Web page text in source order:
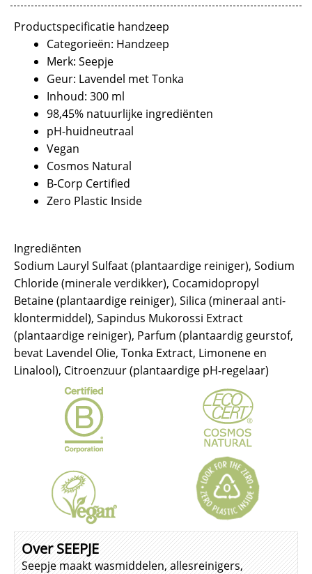
Productspecificatie handzeep
Categorieën: Handzeep
Merk: Seepje
Geur: Lavendel met Tonka
Inhoud: 300 ml
98,45% natuurlijke ingrediënten
pH-huidneutraal
Vegan
Cosmos Natural
B-Corp Certified
Zero Plastic Inside
Ingrediënten
Sodium Lauryl Sulfaat (plantaardige reiniger), Sodium
Chloride (minerale verdikker), Cocamidopropyl
Betaine (plantaardige reiniger), Silica (mineraal anti-
klontermiddel), Sapindus Mukorossi Extract
(plantaardige reiniger), Parfum (plantaardig geurstof,
bevat Lavendel Olie, Tonka Extract, Limonene en
Linalool), Citroenzuur (plantaardige pH-regelaar)
Over SEEPJE
Seepje maakt wasmiddelen, allesreinigers,